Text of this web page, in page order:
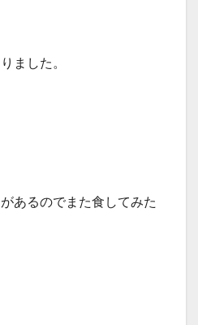
ました。
あるのでまた食してみた